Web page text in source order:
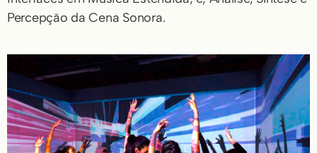
Percepção da Cena Sonora.